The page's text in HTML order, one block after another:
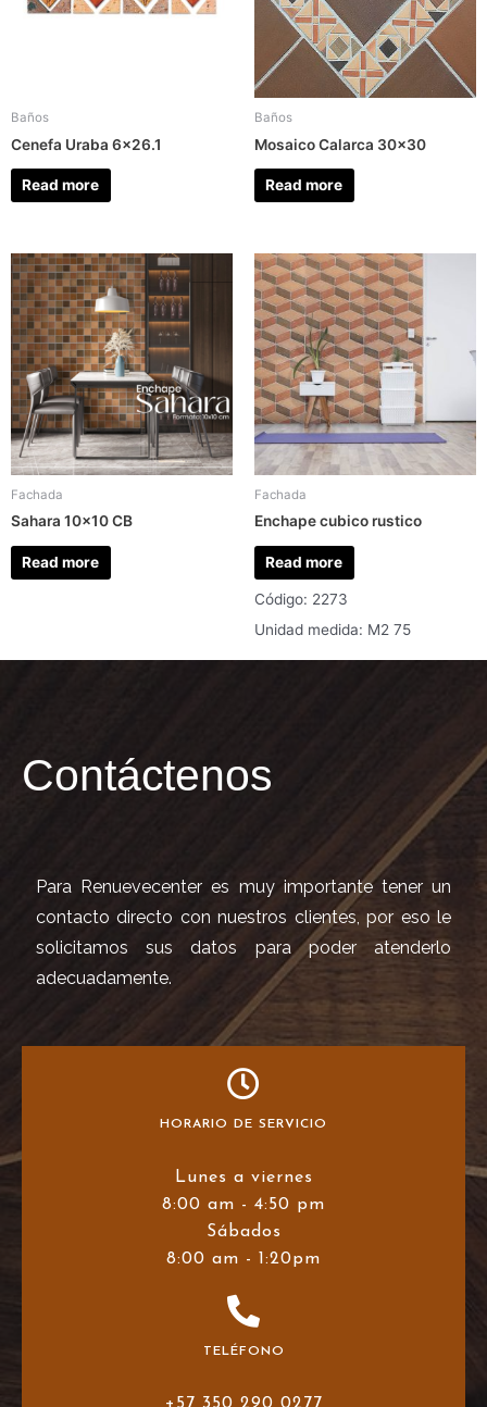
Baños
Cenefa Uraba 6×26.1
Read more
Baños
Mosaico Calarca 30×30
Read more
Fachada
Sahara 10×10 CB
Read more
Fachada
Enchape cubico rustico
Read more
Código: 2273
Unidad medida: M2 75
Contáctenos
Para Renuevecenter es muy importante tener un
contacto directo con nuestros clientes, por eso le
solicitamos sus datos para poder atenderlo
adecuadamente.
HORARIO DE SERVICIO
Lunes a viernes
8:00 am - 4:50 pm
Sábados
8:00 am - 1:20pm
TELÉFONO